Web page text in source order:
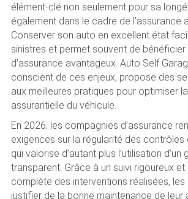
élément-clé non seulement pour sa
également dans le cadre de l’assurance
Conserver son auto en excellent état
sinistres et permet souvent de bénéficier
d’assurance avantageux. Auto Self
conscient de ces enjeux, propose des
aux meilleures pratiques pour optimiser
assurantielle du véhicule.
En 2026, les compagnies d’assurance
exigences sur la régularité des contrôles
qui valorise d’autant plus l’utilisation
transparent. Grâce à un suivi rigoureux et
complète des interventions réalisées, les
justifier de la bonne maintenance de leur